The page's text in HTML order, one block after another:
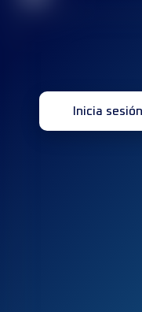
Inicia